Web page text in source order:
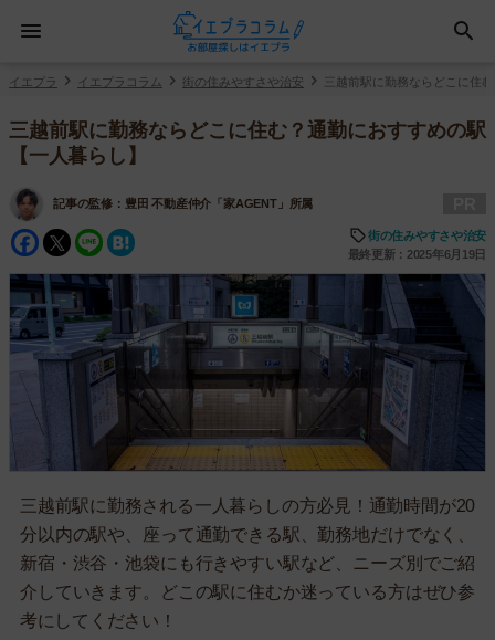
イエプラ イエプラコラム 街の住みやすさや治安 三越前駅に勤務ならどこに住
三越前駅に勤務ならどこに住む？通勤におすすめの駅
【一人暮らし】
記事の監修： 豊田 不動産仲介「家AGENT」所属
Facebook
Twitter
Line
街の住みやすさや治安
最終更新：2025年6月19日
三越前駅に勤務される一人暮らしの方必見！通勤時間が20
分以内の駅や、座って通勤できる駅、勤務地だけでなく、
新宿・渋谷・池袋にも行きやすい駅など、ニーズ別でご紹
介していきます。どこの駅に住むか迷っている方はぜひ参
考にしてください！